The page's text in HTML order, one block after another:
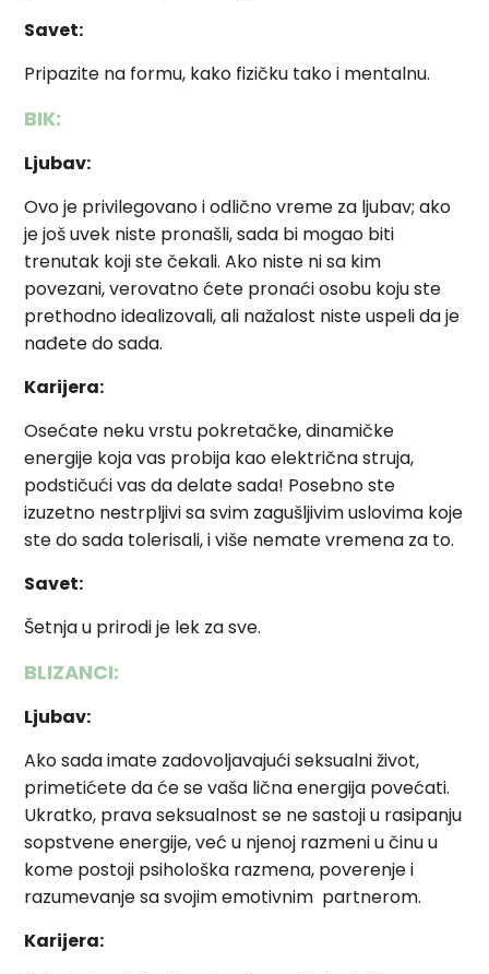
Savet:
Pripazite na formu, kako fizičku tako i mentalnu.
BIK:
Ljubav:
Ovo je privilegovano i odlično vreme za ljubav; ako
je još uvek niste pronašli, sada bi mogao biti
trenutak koji ste čekali. Ako niste ni sa kim
povezani, verovatno ćete pronaći osobu koju ste
prethodno idealizovali, ali nažalost niste uspeli da je
nađete do sada.
Karijera:
Osećate neku vrstu pokretačke, dinamičke
energije koja vas probija kao električna struja,
podstičući vas da delate sada! Posebno ste
izuzetno nestrpljivi sa svim zagušljivim uslovima koje
ste do sada tolerisali, i više nemate vremena za to.
Savet:
Šetnja u prirodi je lek za sve.
BLIZANCI:
Ljubav:
Ako sada imate zadovoljavajući seksualni život,
primetićete da će se vaša lična energija povećati.
Ukratko, prava seksualnost se ne sastoji u rasipanju
sopstvene energije, već u njenoj razmeni u činu u
kome postoji psihološka razmena, poverenje i
razumevanje sa svojim emotivnim partnerom.
Karijera: